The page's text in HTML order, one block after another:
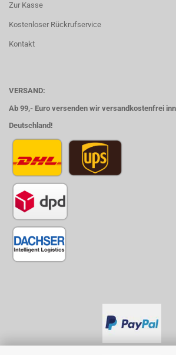
Zur Kasse
Kostenloser Rückrufservice
Kontakt
VERSAND:
Ab 99,- Euro versenden wir versandkostenfrei
Deutschland!